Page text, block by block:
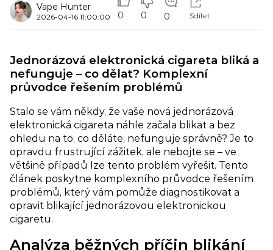
Vape Hunter
2026-04-16 11:00:00 0 0 0 Sdílet
Jednorázová elektronická cigareta bliká a
nefunguje – co dělat? Komplexní
průvodce řešením problémů​
Stalo se vám někdy, že vaše nová jednorázová
elektronická cigareta náhle začala blikat a bez
ohledu na to, co děláte, nefunguje správně? Je to
opravdu frustrující zážitek, ale nebojte se – ve
většině případů lze tento problém vyřešit. Tento
článek poskytne komplexního průvodce řešením
problémů, který vám pomůže diagnostikovat a
opravit blikající jednorázovou elektronickou
cigaretu.
Analýza běžných příčin blikání